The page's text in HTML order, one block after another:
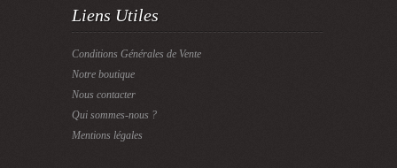
Liens Utiles
Conditions Générales de Vente
Notre boutique
Nous contacter
Qui sommes-nous ?
Mentions légales